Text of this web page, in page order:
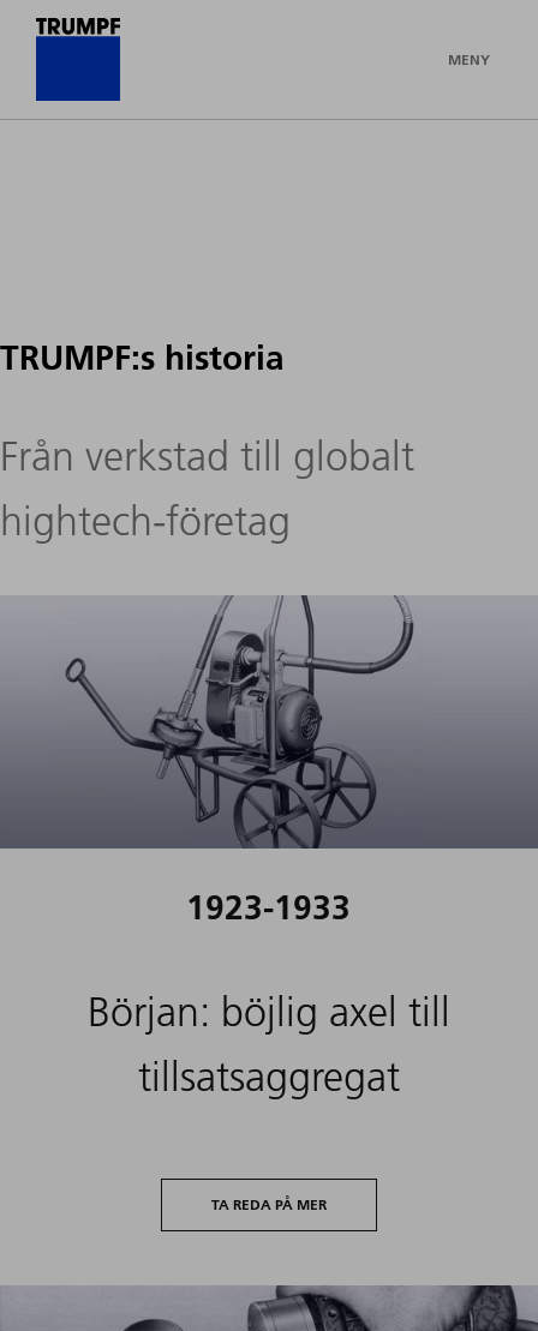
MENY
TRUMPF:s historia
Från verkstad till globalt
hightech-företag
1923-1933
Början: böjlig axel till
tillsatsaggregat
TA REDA PÅ MER